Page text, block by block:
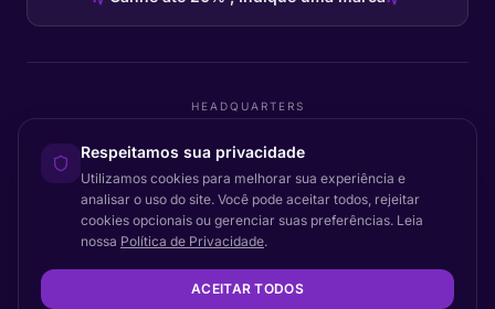
HEADQUARTERS
C/O GRROW, Pilestræde 52A
© 2026 Certainly. Todos os direitos reservados.
EstadoPrivacidadeDPATermos
Respeitamos sua privacidade
Utilizamos cookies para melhorar sua experiência e
analisar o uso do site. Você pode aceitar todos, rejeitar
cookies opcionais ou gerenciar suas preferências. Leia
nossa Política de Privacidade.
ACEITAR TODOS